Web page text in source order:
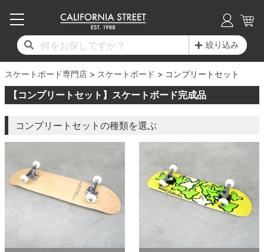
絞り込み
スケートボード専門店 スケートボード コンプリートセット
【コンプリートセット】スケートボード完成品
コンプリートセットの種類を選ぶ
17時までのご注文は当日発送！
11,000円以上で送料無料！
毎月1日はポイント5倍！10日と20日は3倍！
コンプリートセット（完成品）
デッキ
17時までのご注文は当日発送！
11,000円以上で送料無料！
毎月1日はポイント5倍！10日と20日は3倍！
デッキ新着一覧
デッキブランド一覧（全てのデッキ）
サイズからデッキを選ぶ
子供用デッキ
7.0inch以下
7.2inch
7.5inch
7.6inch
7.7inch
トラック
17時までのご注文は当日発送！
11,000円以上で送料無料！
毎月1日はポイント5倍！10日と20日は3倍！
トラック新着一覧
トラックブランド一覧（全てのトラック）
適合デッキサイズから選ぶ
7.0inch以下
7.2inch
7.3inch
7.6inch
7.7inch
7.8inch
ウィール
17時までのご注文は当日発送！
11,000円以上で送料無料！
毎月1日はポイント5倍！10日と20日は3倍！
ウィール新着一覧
ウィールブランド一覧（全てのウィール）
ウィールをサイズから選ぶ
50mm
51mm
52mm
54mm
55mm
56mm
スピットファイヤー F4（フォーミュラフォ
ー）
ボーンズ XF（エックスフォーミュラ）
17時までのご注文は当日発送！
11,000円以上で送料無料！
毎月1日はポイント5倍！10日と20日は3倍！
シューズ新着一覧
シューズブランド一覧
シューズをサイズから選ぶ
20cm
21cm
22cm
23cm
23.5cm
24cm
サンダル
インソール
17時までのご注文は当日発送！
11,000円以上で送料無料！
毎月1日はポイント5倍！10日と20日は3倍！
Tシャツ
ロングスリーブTシャツ
ジャケット
パーカー
トレーナー・セーター
17時までのご注文は当日発送！
11,000円以上で送料無料！
毎月1日はポイント5倍！10日と20日は3倍！
最新ブログ一覧
カテゴリー
17時までのご注文は当日発送！
11,000円以上で送料無料！
毎月1日はポイント5倍！10日と20日は3倍！
初心者の方へ
商品情報
徹底解析
スタッフおすすめアイテム
ブランド紹介
17時までのご注文は当日発送！
11,000円以上で送料無料！
毎月1日はポイント5倍！10日と20日は3倍！
店舗情報
ショップライダー紹介
スタッフ紹介
カリフォルニアストリートの歴史
求人情報